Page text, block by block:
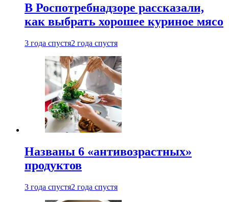
В Роспотребнадзоре рассказали,
как выбрать хорошее куриное мясо
3 года спустя2 года спустя
Названы 6 «антивозрастных»
продуктов
3 года спустя2 года спустя